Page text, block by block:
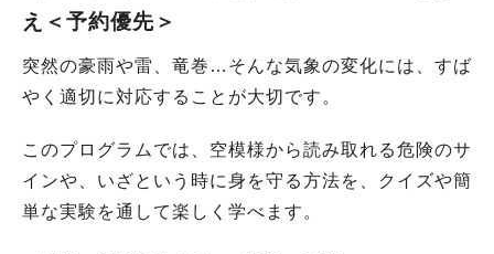
え＜予約優先＞
突然の豪雨や雷、竜巻…そんな気象の変化には、すば
やく適切に対応することが大切です。
このプログラムでは、空模様から読み取れる危険のサ
インや、いざという時に身を守る方法を、クイズや簡
単な実験を通して楽しく学べます。